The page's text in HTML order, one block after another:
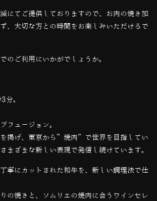
にてご提供しておりますので、お肉の焼き加
、大切な方との時間をお楽しみいただけるで
のご利用にいかがでしょうか。
分。
フュージョン。
掲げ、東京から”焼肉”で世界を目指してい
まざまな新しい表現で発信し続けています。
寧にカットされた和牛を、新しい調理法で仕
の焼きと、ソムリエの焼肉に合うワインセレ